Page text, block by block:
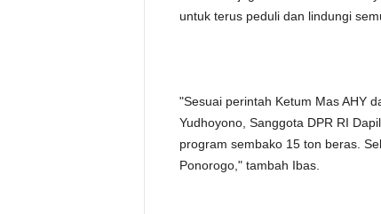
untuk terus peduli dan lindungi
"Sesuai perintah Ketum Mas AHY
Yudhoyono, Sanggota DPR RI
program sembako 15 ton beras.
Ponorogo," tambah Ibas.